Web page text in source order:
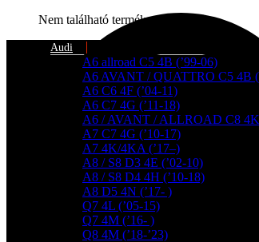
Nem található termék a kosárban.
Audi
A6 allroad C5 4B (’99-06)
A6 AVANT / QUATTRO C5 4B
A6 C6 4F (’04-11)
A6 C7 4G (’11-18)
A6 / AVANT / ALLROAD C8 4K
A7 C7 4G (’10-17)
A7 4K/4KA (’17–)
A8 / S8 D3 4E (’02-10)
A8 / S8 D4 4H (’10-18)
A8 D5 4N (’17- )
Q7 4L (’05-15)
Q7 4M (’16- )
Q8 4M (’18-’23)